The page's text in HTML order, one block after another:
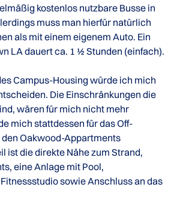
kostenlos nutzbare Busse in
muss man hierfür natürlich
als mit einem eigenem Auto. Ein
LA dauert ca. 1 ½ Stunden (einfach).
Campus-Housing würde ich mich
Die Einschränkungen die
wären für mich nicht mehr
mich stattdessen für das Off-
Oakwood-Appartments
ist die direkte Nähe zum Strand,
eine Anlage mit Pool,
sowie Anschluss an das